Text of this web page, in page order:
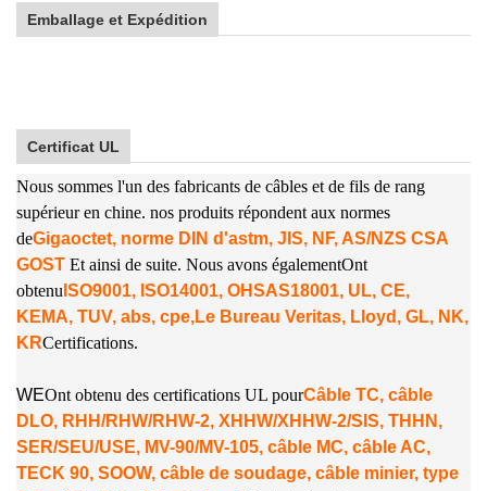
Emballage et Expédition
Certificat UL
Nous sommes l'un des fabricants de câbles et de fils de rang
supérieur en chine. nos produits répondent aux normes
deGigaoctet, norme DIN d'astm, JIS, NF, AS/NZS CSA
GOST Et ainsi de suite. Nous avons égalementOnt
obtenu ISO9001, ISO14001, OHSAS18001, UL, CE,
KEMA, TUV, abs, cpe,Le Bureau Veritas, Lloyd, GL, NK,
KRCertifications.
WEOnt obtenu des certifications UL pourCâble TC, câble
DLO, RHH/RHW/RHW-2, XHHW/XHHW-2/SIS, THHN,
SER/SEU/USE, MV-90/MV-105, câble MC, câble AC,
TECK 90, SOOW, câble de soudage, câble minier, type